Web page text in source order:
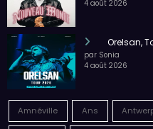
par Sonia
Megadeth
Nations Europe
par Sonia
Malik
par Sonia